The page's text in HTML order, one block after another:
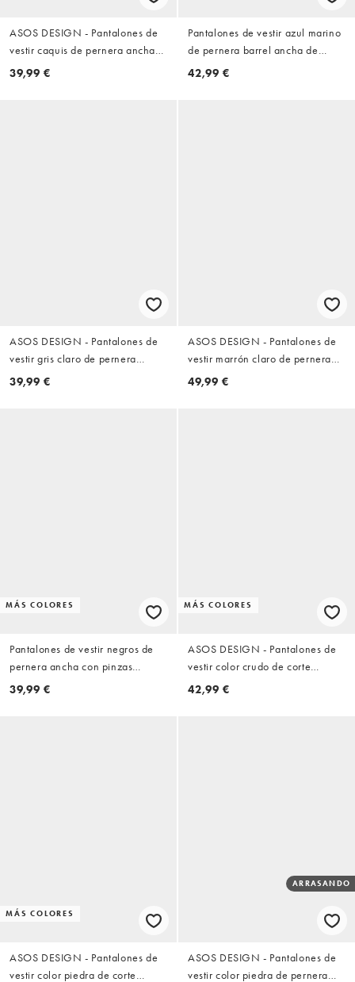
ASOS DESIGN - Pantalones de
vestir caquis de pernera ancha
con pinzas dobles
39,99 €
Pantalones de vestir azul marino
de pernera barrel ancha de
ASOS DESIGN
42,99 €
ASOS DESIGN - Pantalones de
vestir gris claro de pernera
ancha con pinzas dobles
39,99 €
ASOS DESIGN - Pantalones de
vestir marrón claro de pernera
barrel ancha con patrón de
49,99 €
MÁS COLORES
Pantalones de vestir negros de
pernera ancha con pinzas
delanteras de ASOS DESIGN
39,99 €
MÁS COLORES
ASOS DESIGN - Pantalones de
vestir color crudo de corte
tapered extragrande con pinzas
42,99 €
MÁS COLORES
ASOS DESIGN - Pantalones de
vestir color piedra de corte
ARRASANDO
ASOS DESIGN - Pantalones de
vestir color piedra de pernera